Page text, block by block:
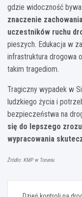
gdzie widoczność
znaczenie
uczestników ruchu
pieszych. Edukacja w
infrastruktura drogowa
takim tragediom.
Tragiczny wypadek w
ludzkiego życia i
bezpieczeństwa na
się do lepszego
wypracowania
Źródło: KMP w Toruniu